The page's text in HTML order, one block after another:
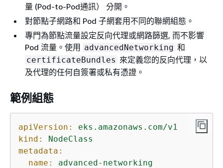
量 (Pod-to-Pod通訊） 分開。
對節點子網路和 Pod 子網套用不同的聯網組態。
專門為節點流量設定反向代理或網路篩選, 而不影響
Pod 流量。使用 advancedNetworking 和
certificateBundles 來定義您的反向代理，以
及代理的任何自簽署或私有憑證。
範例組態
apiVersion:
eks.amazonaws.com/v1
kind:
NodeClass
metadata:
name:
advanced-networking